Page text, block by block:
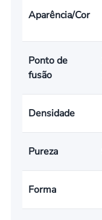
Aparência/Cor
Ponto de
fusão
Densidade
Pureza
Forma